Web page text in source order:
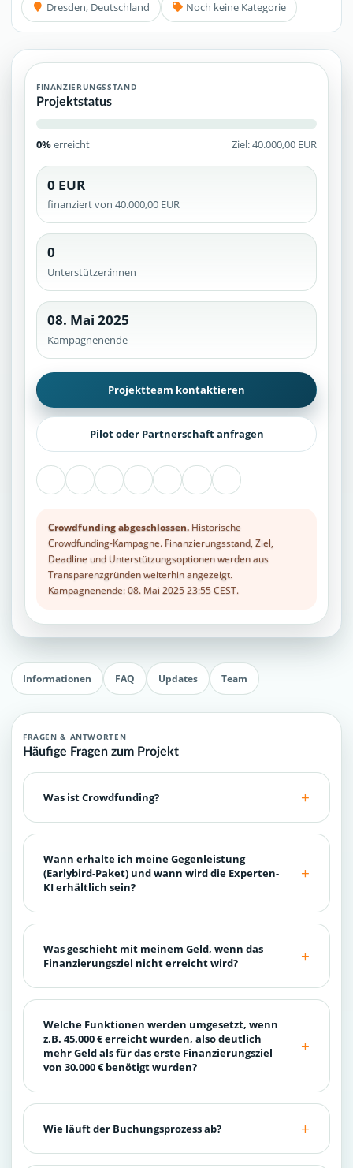
Dresden, Deutschland Noch keine Kategorie
FINANZIERUNGSSTAND
Projektstatus
0%erreicht Ziel: 40.000,00 EUR
0 EUR
finanziert von 40.000,00 EUR
0
Unterstützer:innen
08. Mai 2025
Kampagnenende
Projektteam kontaktieren
Pilot oder Partnerschaft anfragen
Crowdfunding abgeschlossen.Historische
Crowdfunding-Kampagne. Finanzierungsstand, Ziel,
Deadline und Unterstützungsoptionen werden aus
Transparenzgründen weiterhin angezeigt.
Kampagnenende: 08. Mai 2025 23:55 CEST.
Informationen FAQ Updates Team
FRAGEN & ANTWORTEN
Häufige Fragen zum Projekt
Was ist Crowdfunding?
Wann erhalte ich meine Gegenleistung
(Earlybird-Paket) und wann wird die Experten-
KI erhältlich sein?
Was geschieht mit meinem Geld, wenn das
Finanzierungsziel nicht erreicht wird?
Welche Funktionen werden umgesetzt, wenn
z.B. 45.000 € erreicht wurden, also deutlich
mehr Geld als für das erste Finanzierungsziel
von 30.000 € benötigt wurden?
Wie läuft der Buchungsprozess ab?